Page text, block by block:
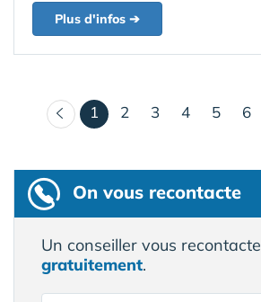
Plus d'infos ➔
1 (courant)
2 3 4 5 6
On vous recontacte
Un conseiller vous recontacte
gratuitement.